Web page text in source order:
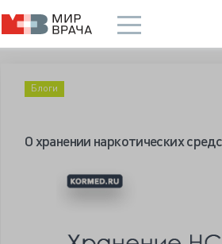
Блоги
О хранении наркотических